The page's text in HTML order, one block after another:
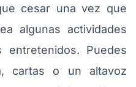
cesar una vez que
algunas actividades
Puedes
cartas o un altavoz